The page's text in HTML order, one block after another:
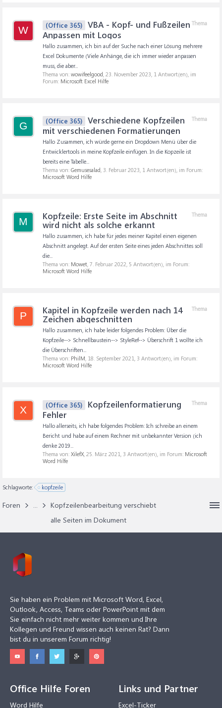
W
Thema
(Office 365)
VBA - Kopf- und Fußzeilen
Anpassen mit Logos
Hallo zusammen, ich bin auf der Suche nach einer Lösung mehrere
Excel Dokumente (Viele Anhänge, die ich immer wieder anpassen
muss, die aber...
Thema von: wowifeelgood, 23. November 2023, 1 Antwort(en), im
Forum: Microsoft Excel Hilfe
G
Thema
(Office 365)
Verschiedene Kopfzeilen
mit verschiedenen Formatierungen
Hallo Zusammen, ich würde gerne ein Dropdown Menü über die
Entwicklertools in meine Kopfzeile einfügen. In die Kopzeile ist
bereits eine Tabelle...
Thema von: Gemusesalad, 3. Februar 2023, 1 Antwort(en), im Forum:
Microsoft Word Hilfe
M
Thema
Kopfzeile: Erste Seite im Abschnitt
wird nicht als solche erkannt
Hallo zusammen, ich habe für jedes meiner Kapitel einen eigenen
Abschnitt angelegt. Auf der ersten Seite eines jeden Abschnittes soll
die...
Thema von: Mowet, 7. Februar 2022, 5 Antwort(en), im Forum:
Microsoft Word Hilfe
P
Thema
Kapitel in Kopfzeile werden nach 14
Zeichen abgeschnitten
Hallo zusammen, ich habe leider folgendes Problem: Über die
Kopfzeile--> Schnellbaustein--> StyleRef--> Überschrift 1 wollte ich
die Überschriften...
Thema von: PhilM, 18. September 2021, 3 Antwort(en), im Forum:
Microsoft Word Hilfe
X
Thema
(Office 365)
Kopfzeilenformatierung
Fehler
Hallo allerseits, ich habe folgendes Problem: Ich schreibe an einem
Bericht und habe auf einem Rechner mit unbekannter Version (ich
denke 2019...
Thema von: XilefX, 25. März 2021, 3 Antwort(en), im Forum: Microsoft
Word Hilfe
Schlagworte: kopfzeile
Foren ...
Kopfzeilenbearbeitung verschiebt
alle Seiten im Dokument
Sie haben ein Problem mit Microsoft Word, Excel,
Outlook, Access, Teams oder PowerPoint mit dem
Sie einfach nicht mehr weiter kommen und Ihre
Kollegen und Freund wissen auch keinen Rat? Dann
bist du in unserem Forum richtig!
Office Hilfe Foren
Word Hilfe
Links und Partner
Excel-Ticker